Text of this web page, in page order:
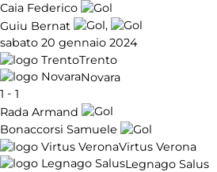
Caia Federico
Guiu Bernat
,
sabato 20 gennaio 2024
Trento
Novara
1 - 1
Rada Armand
Bonaccorsi Samuele
Virtus Verona
Legnago Salus